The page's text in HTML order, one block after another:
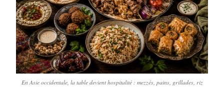
En Asie occidentale, la table devient hospitalité : mezzés, pains, grillades, riz